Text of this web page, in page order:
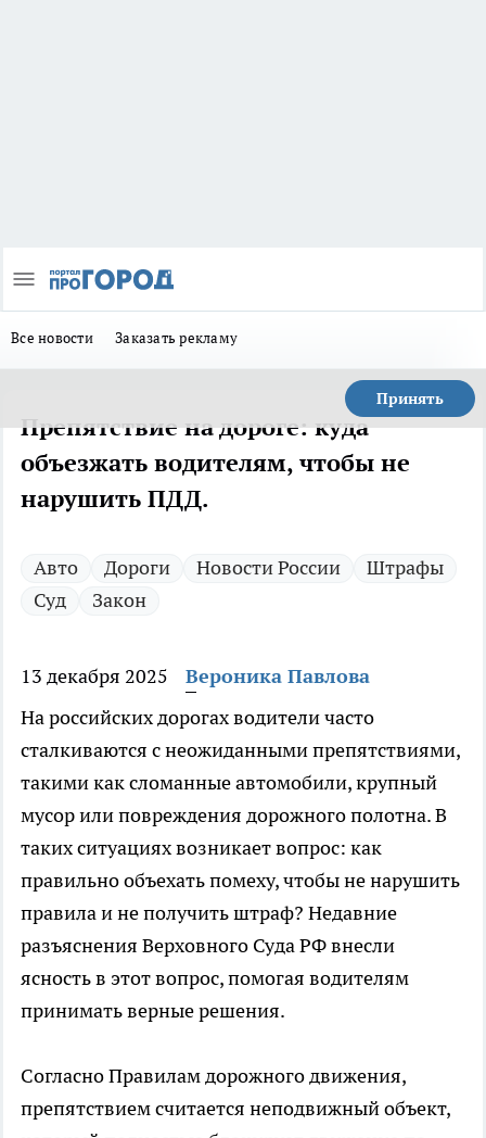
Все новости Заказать рекламу
Принять
Препятствие на дороге: куда
объезжать водителям, чтобы не
нарушить ПДД.
Авто Дороги Новости России
Штрафы
Суд
Закон
13 декабря 2025
Вероника Павлова
На российских дорогах водители часто
сталкиваются с неожиданными препятствиями,
такими как сломанные автомобили, крупный
мусор или повреждения дорожного полотна. В
таких ситуациях возникает вопрос: как
правильно объехать помеху, чтобы не нарушить
правила и не получить штраф? Недавние
разъяснения Верховного Суда РФ внесли
ясность в этот вопрос, помогая водителям
принимать верные решения.
Согласно Правилам дорожного движения,
препятствием считается неподвижный объект,